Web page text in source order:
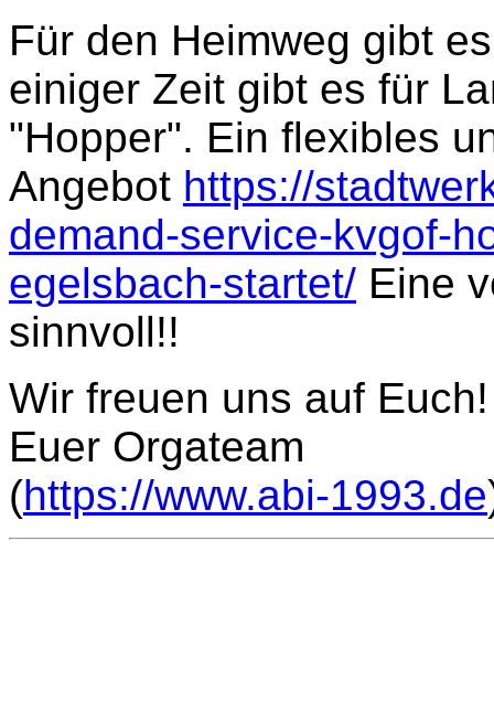
Für den Heimweg gibt
einiger Zeit gibt es für
"Hopper". Ein flexibles
Angebot https://
demand-service-kvgof-
egelsbach-startet/ Eine
sinnvoll!!
Wir freuen uns auf Euch!
Euer Orgateam
(https://www.abi-1993.de